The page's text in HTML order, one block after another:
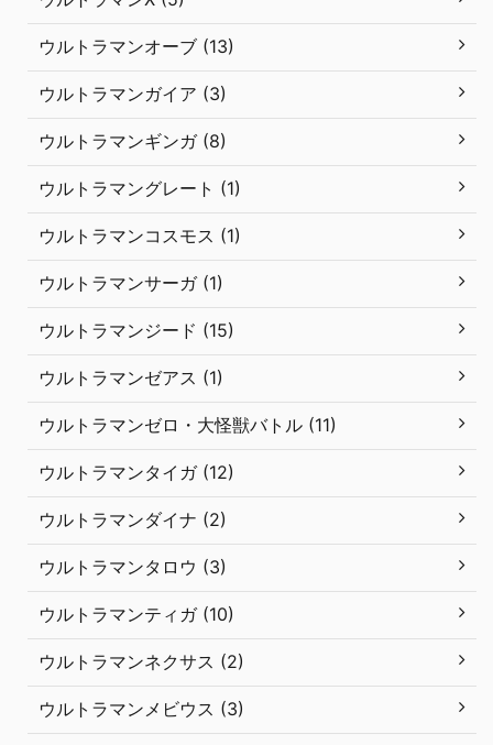
ウルトラマンオーブ (13)
ウルトラマンガイア (3)
ウルトラマンギンガ (8)
ウルトラマングレート (1)
ウルトラマンコスモス (1)
ウルトラマンサーガ (1)
ウルトラマンジード (15)
ウルトラマンゼアス (1)
ウルトラマンゼロ・大怪獣バトル (11)
ウルトラマンタイガ (12)
ウルトラマンダイナ (2)
ウルトラマンタロウ (3)
ウルトラマンティガ (10)
ウルトラマンネクサス (2)
ウルトラマンメビウス (3)